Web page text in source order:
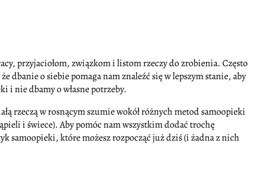
przyjaciołom, związkom i listom rzeczy do zrobienia. Często
dbanie o siebie pomaga nam znaleźć się w lepszym stanie, aby
i nie dbamy o własne potrzeby.
rzeczą w rosnącym szumie wokół różnych metod samoopieki
i świece). Aby pomóc nam wszystkim dodać trochę
samoopieki, które możesz rozpocząć już dziś (i żadna z nich